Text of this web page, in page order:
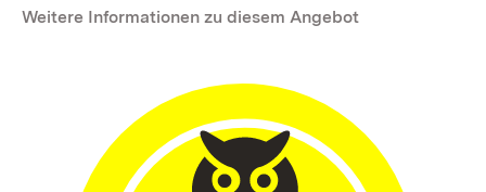
Weitere Informationen zu diesem Angebot